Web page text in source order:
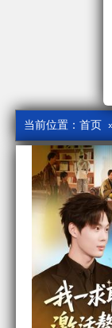
当前位置： 首页